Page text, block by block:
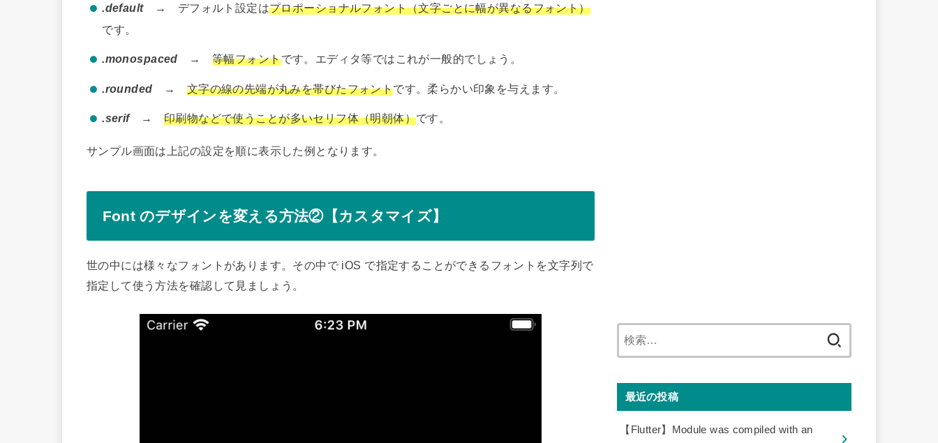
.default→ デフォルト設定はプロポーショナルフォント（文字ごとに幅が異なるフォント）
です。
.monospaced →等幅フォントです。エディタ等ではこれが一般的でしょう。
.rounded → 文字の線の先端が丸みを帯びたフォントです。柔らかい印象を与えます。
.serif→ 印刷物などで使うことが多いセリフ体（明朝体）です。
サンプル画面は上記の設定を順に表示した例となります。
Font のデザインを変える方法②【カスタマイズ】
世の中には様々なフォントがあります。その中で iOS で指定することができるフォントを文字列で
指定して使う方法を確認して見ましょう。
最近の投稿
【Flutter】Module was compiled with an